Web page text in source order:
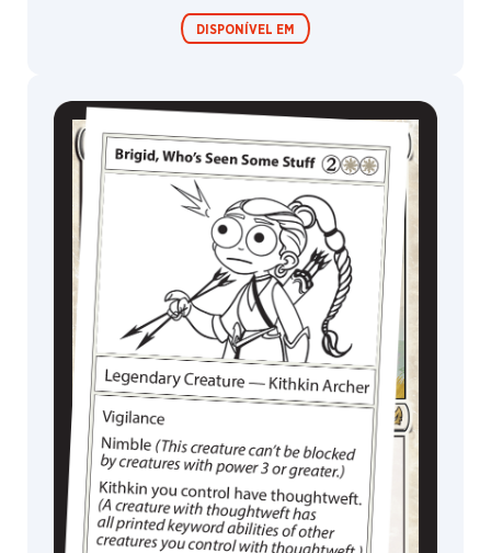
Escorpião
Tojo
Ulamog's
Usina
Cão
Cientista
Champion
Sarkhan
Serra
Símio
Pântano
Esfinge
Spuzzem
DISPONÍVEL EM
Festival in a
Box